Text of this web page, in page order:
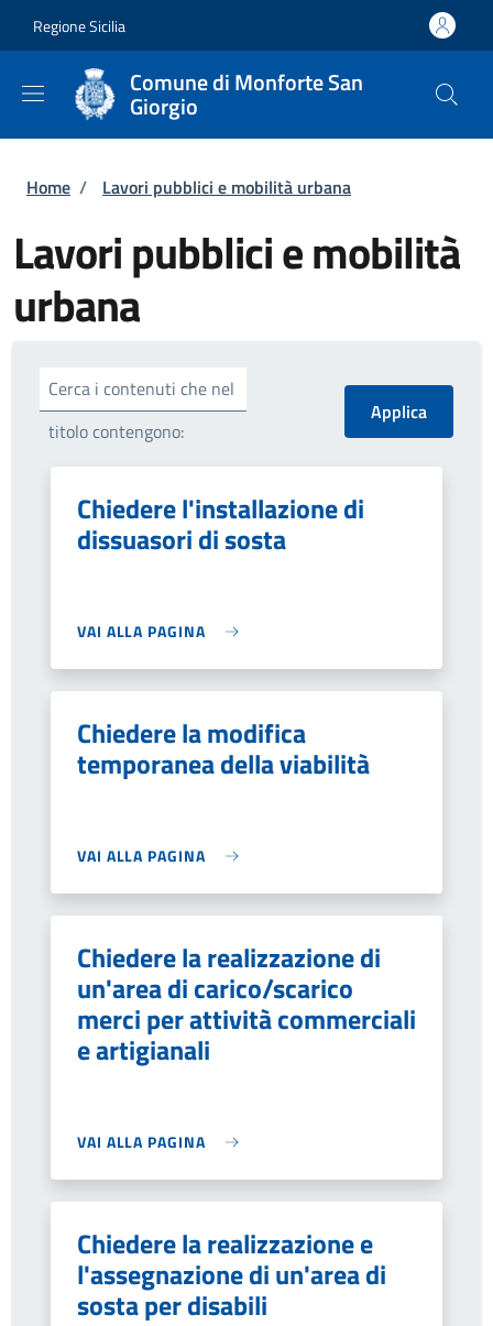
Regione Sicilia
Comune di Monforte San
Giorgio
Briciole di pane
Home / Lavori pubblici e mobilità urbana
Lavori pubblici e mobilità
urbana
Cerca i contenuti che nel
titolo contengono:
Chiedere l'installazione di
dissuasori di sosta
VAI ALLA PAGINA
Chiedere la modifica
temporanea della viabilità
VAI ALLA PAGINA
Chiedere la realizzazione di
un'area di carico/scarico
merci per attività commerciali
e artigianali
VAI ALLA PAGINA
Chiedere la realizzazione e
l'assegnazione di un'area di
sosta per disabili